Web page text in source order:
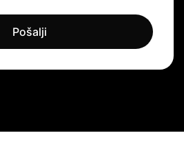
Pošalji
Pošalji